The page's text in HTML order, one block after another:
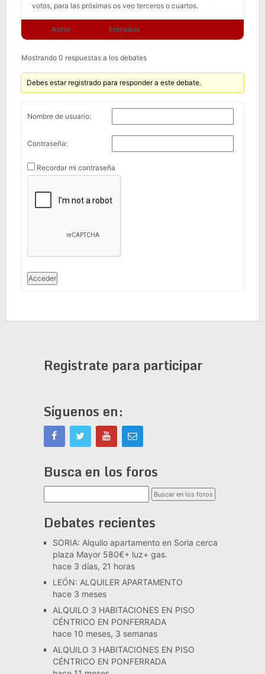
votos, para las próximas os veo terceros o cuartos.
Autor Entradas
Mostrando 0 respuestas a los debates
Debes estar registrado para responder a este debate.
Nombre de usuario:
Contraseña:
Recordar mi contraseña
Acceder
Registrate para participar
Síguenos en:
Busca en los foros
Debates recientes
SORIA: Alquilo apartamento en Soria cerca
plaza Mayor 580€+ luz+ gas.
hace 3 días, 21 horas
LEÓN: ALQUILER APARTAMENTO
hace 3 meses
ALQUILO 3 HABITACIONES EN PISO
CÉNTRICO EN PONFERRADA
hace 10 meses, 3 semanas
ALQUILO 3 HABITACIONES EN PISO
CÉNTRICO EN PONFERRADA